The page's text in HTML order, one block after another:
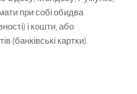
при собі обидва
і кошти, або
(банківські картки).